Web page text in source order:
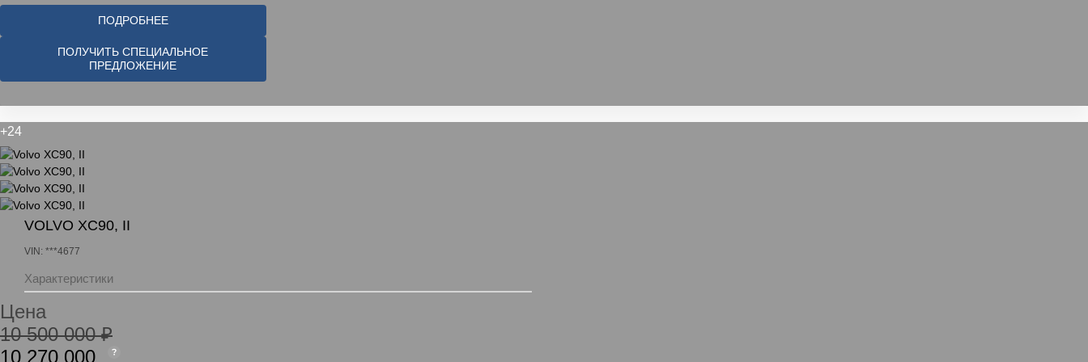
ПОДРОБНЕЕ
ПОЛУЧИТЬ СПЕЦИАЛЬНОЕ
ПРЕДЛОЖЕНИЕ
+24
VOLVO XC90, II
VIN: ***4677
Характеристики
Цена
10 500 000 ₽
10 270 000